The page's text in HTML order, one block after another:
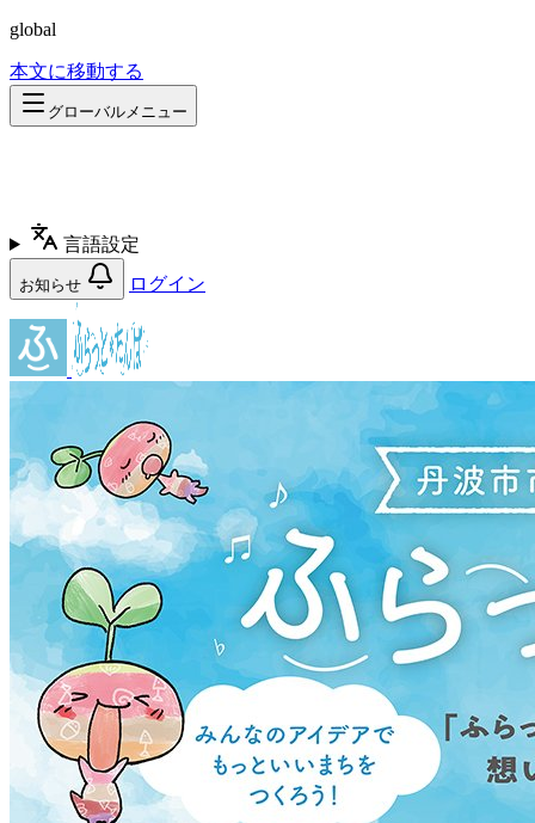
global
本文に移動する
グローバルメニュー
言語設定
お知らせ ログイン